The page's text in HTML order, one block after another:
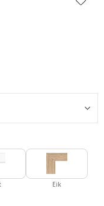
Eik